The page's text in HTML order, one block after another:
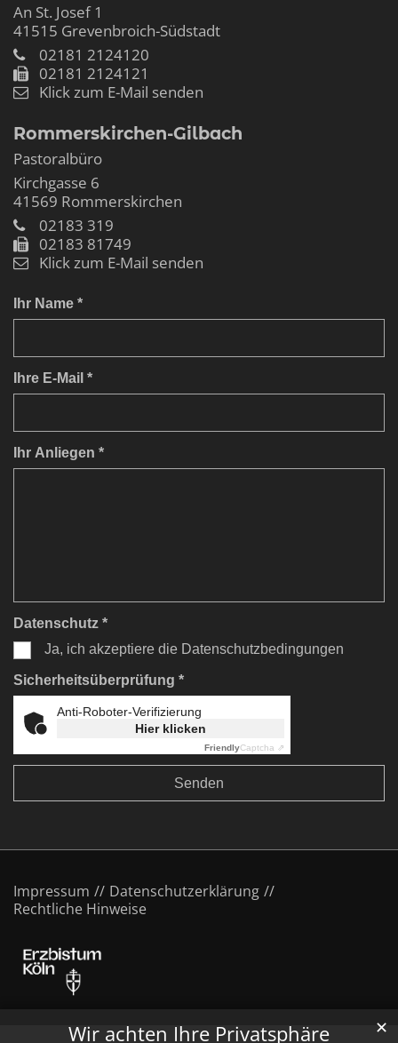
Wir achten Ihre Privatsphäre ✕
An St. Josef 1
41515 Grevenbroich-Südstadt
02181 2124120
02181 2124121
Klick zum E-Mail senden
Rommerskirchen-Gilbach
Pastoralbüro
Kirchgasse 6
41569 Rommerskirchen
02183 319
02183 81749
Klick zum E-Mail senden
Ihr Name *
Ihre E-Mail *
Ihr Anliegen *
Datenschutz *
Ja, ich akzeptiere die Datenschutzbedingungen
Sicherheitsüberprüfung *
Anti-Roboter-Verifizierung
Hier klicken
FriendlyCaptcha ⇗
Impressum
Datenschutzerklärung
Rechtliche Hinweise